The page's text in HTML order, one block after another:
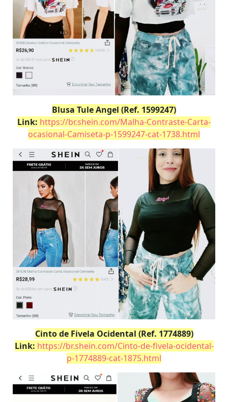
Blusa Tule Angel (Ref. 1599247)
Link: https://br.shein.com/Malha-Contraste-Carta-
ocasional-Camiseta-p-1599247-cat-1738.html
Cinto de Fivela Ocidental (Ref. 1774889)
Link: https://br.shein.com/Cinto-de-fivela-ocidental-
p-1774889-cat-1875.html